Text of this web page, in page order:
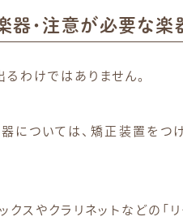
器・注意が必要な楽
わけではありません。
については、矯正装置をつ
スやクラリネットなどの「